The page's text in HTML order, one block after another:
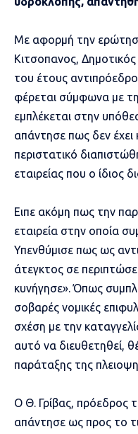
Με αφορμή την
Κιτσοπανος,
του έτους
φέρεται σύμφωνα με
εμπλέκεται στην
απάντησε πως δεν έχει
περιστατικό
εταιρείας που ο ίδιος
Ειπε ακόμη πως την
εταιρεία στην οποία
Υπενθύμισε πως ως
άτεγκτος σε
κυνήγησε». Όπως
σοβαρές νομικές
σχέση με την
αυτό να διευθετηθεί,
παράταξης της
Ο Θ. Γρίβας, πρόεδρος
απάντησε ως προς το